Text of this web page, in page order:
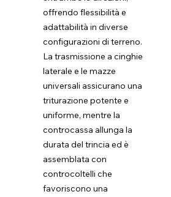
offrendo flessibilità e
adattabilità in diverse
configurazioni di terreno.
La trasmissione a cinghie
laterale e le mazze
universali assicurano una
triturazione potente e
uniforme, mentre la
controcassa allunga la
durata del trincia ed è
assemblata con
controcoltelli che
favoriscono una